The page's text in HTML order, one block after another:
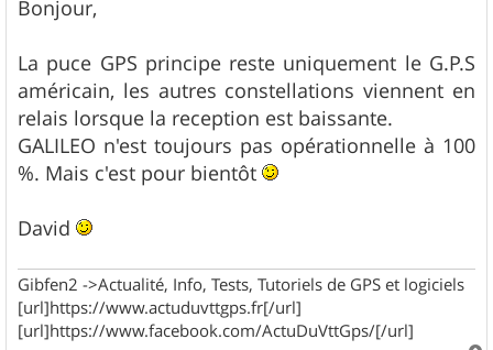
s
s
g
e
Bonjour,
La puce GPS principe reste uniquement le G.P.S
américain, les autres constellations viennent en
relais lorsque la reception est baissante.
GALILEO n'est toujours pas opérationnelle à 100
%. Mais c'est pour bientôt
David
Gibfen2 ->Actualité, Info, Tests, Tutoriels de GPS et logiciels
[url]https://www.actuduvttgps.fr[/url]
[url]https://www.facebook.com/ActuDuVttGps/[/url]